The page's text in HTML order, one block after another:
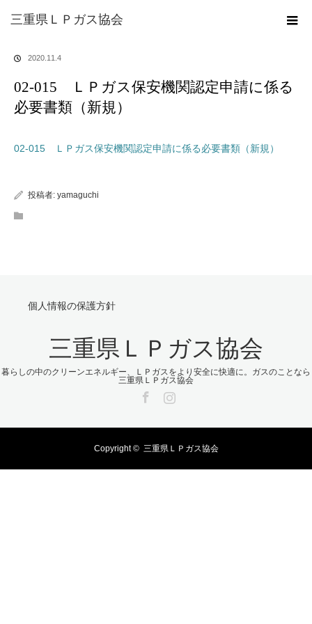
三重県ＬＰガス協会
ブログ
02-015 ＬＰガス保安機関認定申請に係る必要書類（新
2020.11.4
02-015 ＬＰガス保安機関認定申請に係る
必要書類（新規）
02-015 ＬＰガス保安機関認定申請に係る必要書類（新規）
投稿者: yamaguchi
個人情報の保護方針
三重県ＬＰガス協会
暮らしの中のクリーンエネルギー、ＬＰガスをより安全に快適に。ガスのことなら
三重県ＬＰガス協会
Copyright © 三重県ＬＰガス協会